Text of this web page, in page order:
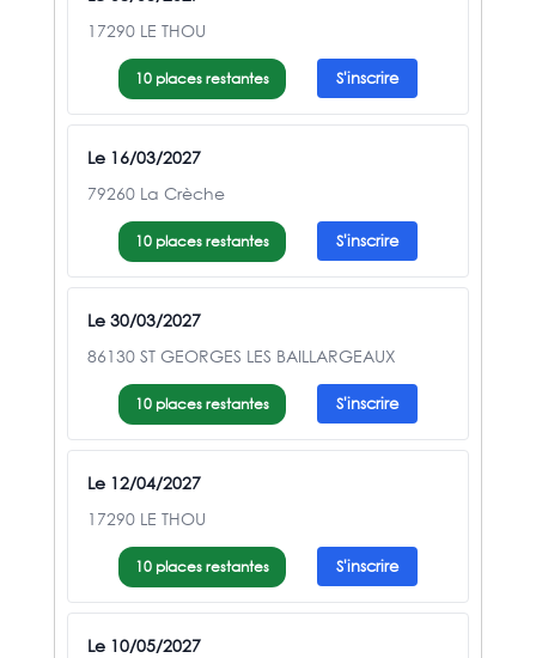
17290 LE THOU
10 places restantes S'inscrire
Le 16/03/2027
79260 La Crèche
10 places restantes S'inscrire
Le 30/03/2027
86130 ST GEORGES LES BAILLARGEAUX
10 places restantes S'inscrire
Le 12/04/2027
17290 LE THOU
10 places restantes S'inscrire
Le 10/05/2027